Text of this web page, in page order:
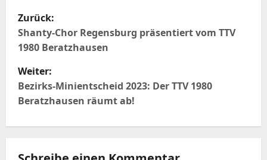
B
e
i
t
r
Zurück:
Shanty-Chor Regensburg präsentiert vom TTV
1980 Beratzhausen
Weiter:
Bezirks-Minientscheid 2023: Der TTV 1980
Beratzhausen räumt ab!